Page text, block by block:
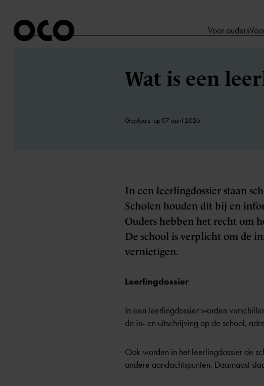
Voor ouders
Wat is een
Geplaatst op 07 april 2026
In een leerlingdossier staan
Scholen houden dit bij en
Ouders hebben het recht om
De school is verplicht om de
vernietigen.
Leerlingdossier
In een leerlingdossier worden
de in- en uitschrijving op de school,
Ook worden in het leerlingdossier de
andere aandachtspunten. Daarnaast